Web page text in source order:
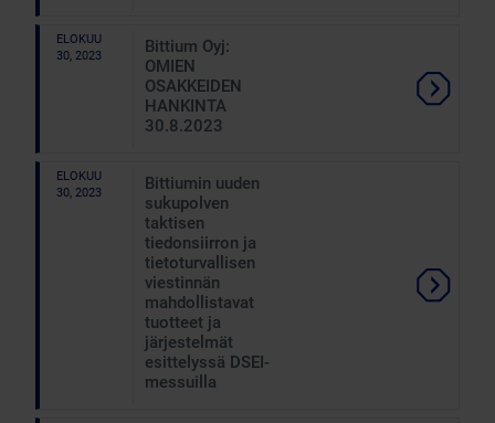
ELOKUU
30, 2023
Bittium Oyj:
OMIEN
OSAKKEIDEN
HANKINTA
30.8.2023
ELOKUU
30, 2023
Bittiumin uuden
sukupolven
taktisen
tiedonsiirron ja
tietoturvallisen
viestinnän
mahdollistavat
tuotteet ja
järjestelmät
esittelyssä DSEI-
messuilla